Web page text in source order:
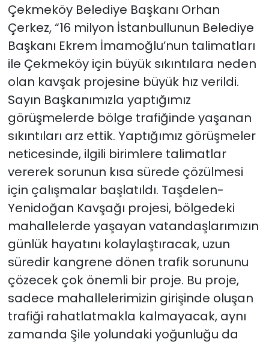
Çekmeköy Belediye Başkanı Orhan
Çerkez, “16 milyon İstanbullunun Belediye
Başkanı Ekrem İmamoğlu’nun talimatları
ile Çekmeköy için büyük sıkıntılara neden
olan kavşak projesine büyük hız verildi.
Sayın Başkanımızla yaptığımız
görüşmelerde bölge trafiğinde yaşanan
sıkıntıları arz ettik. Yaptığımız görüşmeler
neticesinde, ilgili birimlere talimatlar
vererek sorunun kısa sürede çözülmesi
için çalışmalar başlatıldı. Taşdelen-
Yenidoğan Kavşağı projesi, bölgedeki
mahallelerde yaşayan vatandaşlarımızın
günlük hayatını kolaylaştıracak, uzun
süredir kangrene dönen trafik sorununu
çözecek çok önemli bir proje. Bu proje,
sadece mahallelerimizin girişinde oluşan
trafiği rahatlatmakla kalmayacak, aynı
zamanda Şile yolundaki yoğunluğu da